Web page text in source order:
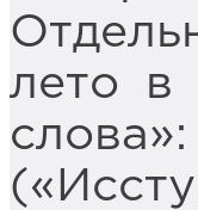
лето в